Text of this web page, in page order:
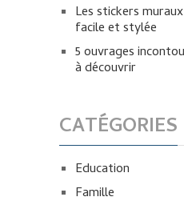
Les stickers
facile et stylée
5 ouvrages
à découvrir
CATÉGORIES
Education
Famille